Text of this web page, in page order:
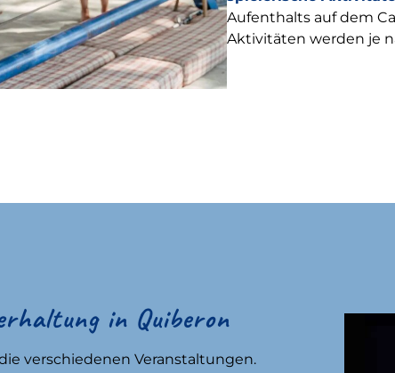
Aufenthalts auf dem
Aktivitäten werden je
in Quiberon
verschiedenen Veranstaltungen.